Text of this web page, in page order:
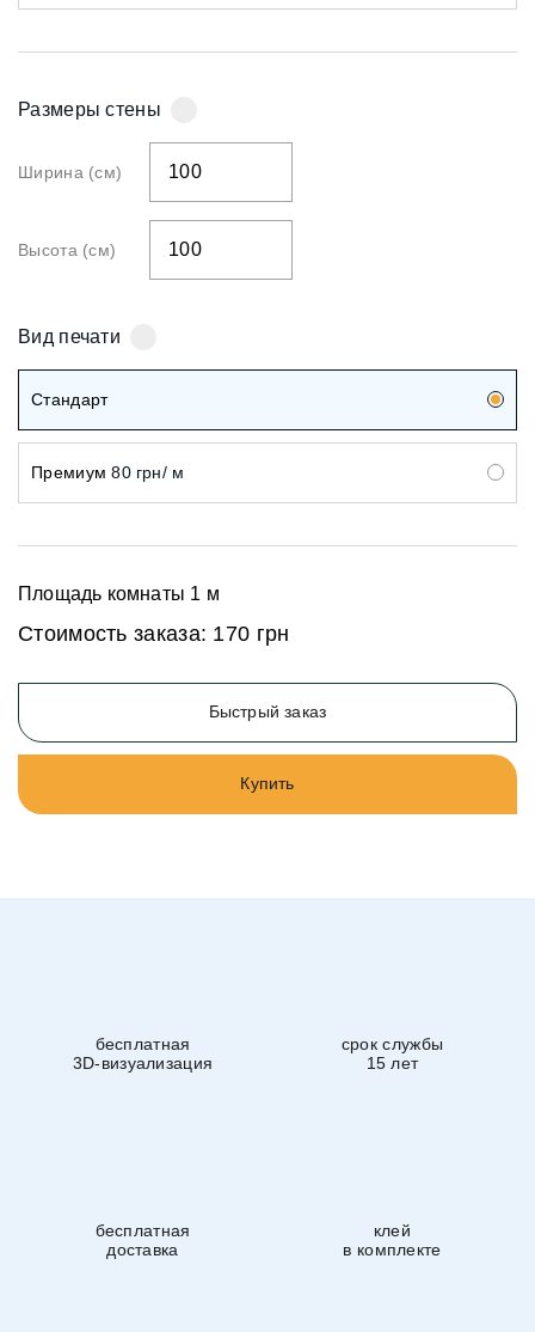
Размеры стены
Ширина (см)
Высота (см)
Вид печати
Стандарт
Премиум 80 грн/ м
Площадь комнаты 1 м
Стоимость заказа: 170 грн
Быстрый заказ
Купить
бесплатная
3D-визуализация
срок службы
15 лет
бесплатная
доставка
клей
в комплекте